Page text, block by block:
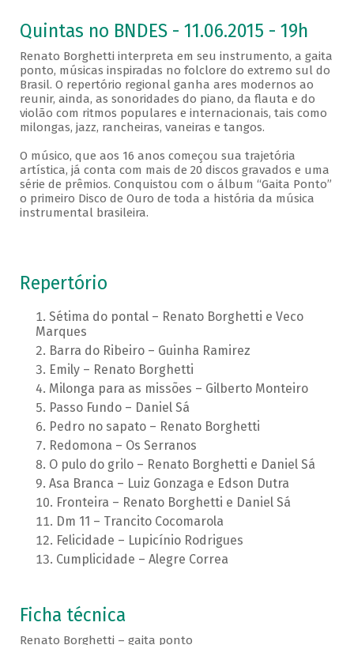
Quintas no BNDES - 11.06.2015 - 19h
Renato Borghetti interpreta em seu instrumento, a gaita
ponto, músicas inspiradas no folclore do extremo sul do
Brasil. O repertório regional ganha ares modernos ao
reunir, ainda, as sonoridades do piano, da flauta e do
violão com ritmos populares e internacionais, tais como
milongas, jazz, rancheiras, vaneiras e tangos.
O músico, que aos 16 anos começou sua trajetória
artística, já conta com mais de 20 discos gravados e uma
série de prêmios. Conquistou com o álbum “Gaita Ponto”
o primeiro Disco de Ouro de toda a história da música
instrumental brasileira.
Repertório
Sétima do pontal – Renato Borghetti e Veco
Marques
Barra do Ribeiro – Guinha Ramirez
Emily – Renato Borghetti
Milonga para as missões – Gilberto Monteiro
Passo Fundo – Daniel Sá
Pedro no sapato – Renato Borghetti
Redomona – Os Serranos
O pulo do grilo – Renato Borghetti e Daniel Sá
Asa Branca – Luiz Gonzaga e Edson Dutra
Fronteira – Renato Borghetti e Daniel Sá
Dm 11 – Trancito Cocomarola
Felicidade – Lupicínio Rodrigues
Cumplicidade – Alegre Correa
Ficha técnica
Renato Borghetti – gaita ponto